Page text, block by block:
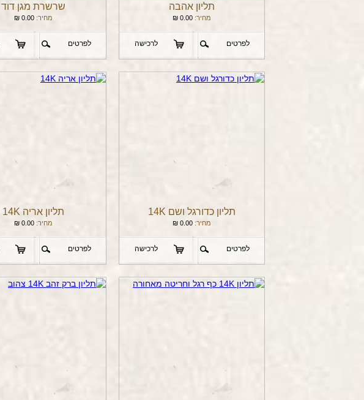
תליון אהבה
מחיר: 0.00
₪
לפרטים לרכישה
שרשרת מגן דוד
מחיר: 0.00
₪
לפרטים
תליון כדורגל ושם 14K
מחיר: 0.00
₪
לפרטים לרכישה
תליון אריה 14K
מחיר: 0.00
₪
לפרטים